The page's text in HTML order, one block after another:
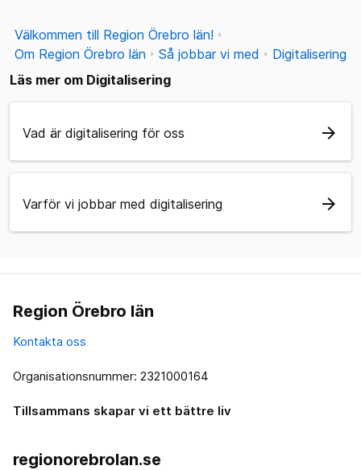
Välkommen till Region Örebro län!
Om Region Örebro län
Så jobbar vi med
Digitalisering
Läs mer om Digitalisering
Vad är digitalisering för oss arrow_forward
Varför vi jobbar med digitalisering arrow_forward
Region Örebro län
Kontakta oss
Organisationsnummer: 2321000164
Tillsammans skapar vi ett bättre liv
regionorebrolan.se